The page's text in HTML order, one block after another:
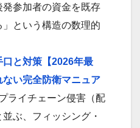
参加者の資金を既存
という構造の数理的
と対策【2026年最
い完全防衛マニュア
ライチェーン侵害（配
ぶ、フィッシング・